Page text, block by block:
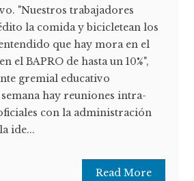
"Nuestros trabajadores
la comida y bicicletean los
que hay mora en el
el BAPRO de hasta un 10%",
gremial educativo
hay reuniones intra-
con la administración
ide...
Read More